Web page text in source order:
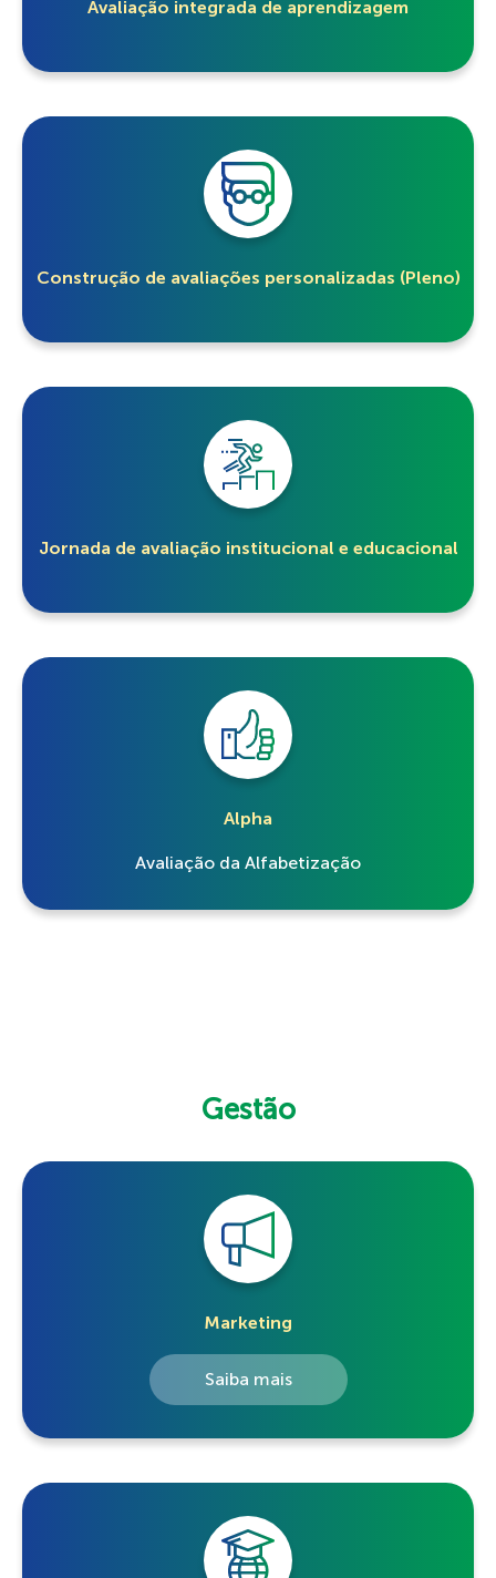
Avaliação integrada de aprendizagem
Construção de avaliações personalizadas (Pleno)
Jornada de avaliação institucional e educacional
Alpha
Avaliação da Alfabetização
Gestão
Marketing
Saiba mais